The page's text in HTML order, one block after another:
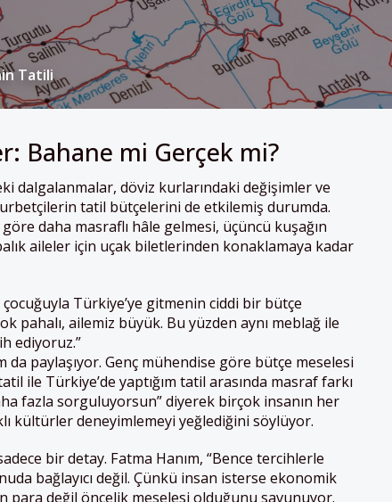
Tatili
Bahane mi Gerçek mi?
dalgalanmalar, döviz kurlarındaki değişimler ve
tatil bütçelerini de etkilemiş durumda.
daha masraflı hâle gelmesi, üçüncü kuşağın
aileler için uçak biletlerinden konaklamaya kadar
Türkiye’ye gitmenin ciddi bir bütçe
pahalı, ailemiz büyük. Bu yüzden aynı meblağ ile
ediyoruz.”
da paylaşıyor. Genç mühendise göre bütçe meselesi
ile Türkiye’de yaptığım tatil arasında masraf farkı
fazla sorguluyorsun” diyerek birçok insanın her
kültürler deneyimlemeyi yeğlediğini söylüyor.
bir detay. Fatma Hanım, “Bence tercihlerle
bağlayıcı değil. Çünkü insan isterse ekonomik
para değil öncelik meselesi olduğunu savunuyor.